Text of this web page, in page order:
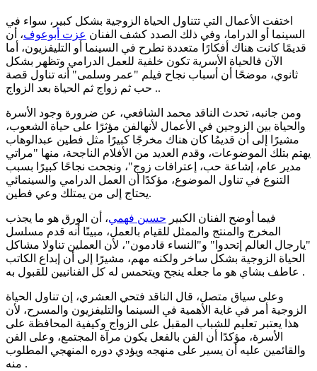
اختفت الأعمال التي تتناول الحياة الزوجية بشكل كبير، سواء في
السينما أو الدراما، وفي ذلك الصدد كشف الفنان عزت أبوعوف، أن
قديمًا كانت هناك أفكارًا متعددة تطرح في السينما أو التليفزيون، أما
الآن فالحياة الأسرية تكون خلفية للعمل الدرامي وتظهر بشكل
ثانوي، موضحًا أن أسباب نجاح فيلم "عمر وسلمى" أنه تناول قصة
حب ثم زواج ثم الحياة بعد الزواج ..
ومن جانبه، تحدث الناقد محمد الشافعي، عن ضرورة وجود الأسرة
والحياة بين الزوجين في الأعمال لأنهالفن مؤثرًا على حياة الشعوب،
مشيرًا إلى أن قديمُا كان هناك مخرجًا كبيرًا مثل فطين عبدالوهاب
يهتم بتلك الموضوعات، وقدم العديد من الأفلام الناجحة، منها "مراتي
مدير عام، إشاعة حب، إعترافات زوج"، ونجحت نجاحًا كبيرًا بسبب
التنوع في تناول الموضوع، مؤكدًا أن العمل الدرامي والسينمائي
يحتاج إلى من يمتلك وعي فطين.
فيما أوضح الفنان الكبير حسين فهمي، أن الورق هو ما يجذب
المخرج والمنتج والممثل للقيام بالعمل، مبينًا أنه قدم مسلسل
"يارجال العالم إتحدوا" و"النساء قادمون"، لأن العملين تناولا مشاكل
الحياة الزوجية بشكل ساخر ولكنه مهم، مشيرًا إلى أن إبداع الكاتب
عاطف بشاي هو ما جعله ينجح ويتحمس له كل الفنانيين للقبول به .
وعلى سياق متصل، قال الناقد فتحي العشري، إن تناول الحياة
الزوجية أمر في غاية الأهمية في السينما والتليفزيون والمسرح، لأن
هذا يعتبر تعليم للشباب المقبل على الزواج وكيفية المحافظة على
الأسرة، مؤكدًا أن الفن بالفعل يكون مرآة المجتمع، وعلى الفن
والقائمين عليه أن يسير على منهجه ويؤدي دوره المنهجي المطلوب
منه .